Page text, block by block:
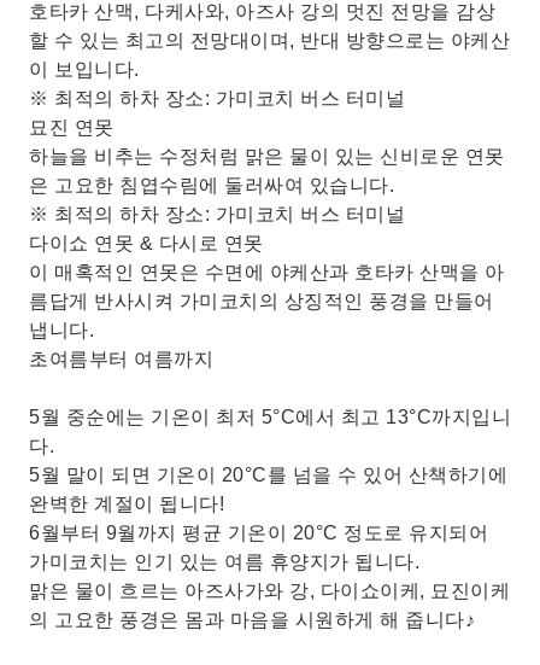
호타카 산맥, 다케사와, 아즈사 강의 멋진 전망을 감상
할 수 있는 최고의 전망대이며, 반대 방향으로는 야케산
이 보입니다.
※ 최적의 하차 장소: 가미코치 버스 터미널
묘진 연못
하늘을 비추는 수정처럼 맑은 물이 있는 신비로운 연못
은 고요한 침엽수림에 둘러싸여 있습니다.
※ 최적의 하차 장소: 가미코치 버스 터미널
다이쇼 연못 & 다시로 연못
이 매혹적인 연못은 수면에 야케산과 호타카 산맥을 아
름답게 반사시켜 가미코치의 상징적인 풍경을 만들어
냅니다.
초여름부터 여름까지
5월 중순에는 기온이 최저 5°C에서 최고 13°C까지입니
다.
5월 말이 되면 기온이 20°C를 넘을 수 있어 산책하기에
완벽한 계절이 됩니다!
6월부터 9월까지 평균 기온이 20°C 정도로 유지되어
가미코치는 인기 있는 여름 휴양지가 됩니다.
맑은 물이 흐르는 아즈사가와 강, 다이쇼이케, 묘진이케
의 고요한 풍경은 몸과 마음을 시원하게 해 줍니다♪